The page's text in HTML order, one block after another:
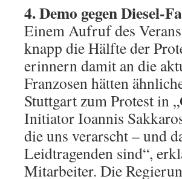
4. Demo gegen Diesel-
Einem Aufruf des
knapp die Hälfte der
erinnern damit an die
Franzosen hätten
Stuttgart zum Protest in
Initiator Ioannis
die uns verarscht – und
Leidtragenden sind“,
Mitarbeiter. Die